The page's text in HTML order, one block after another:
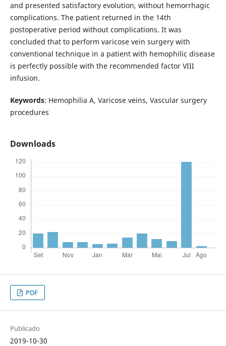
and presented satisfactory evolution, without hemorrhagic
complications. The patient returned in the 14th
postoperative period without complications. It was
concluded that to perform varicose vein surgery with
conventional technique in a patient with hemophilic disease
is perfectly possible with the recommended factor VIII
infusion.
Keywords: Hemophilia A, Varicose veins, Vascular surgery
procedures
Downloads
PDF
Publicado
2019-10-30